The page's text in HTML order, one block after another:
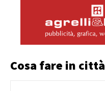
Cosa fare in città